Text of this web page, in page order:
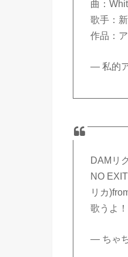
曲：
歌手：
作品：
— 私的
DAMリ
NO
リカ
歌うよ
— ちゃ